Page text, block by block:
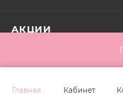
АКЦИИ
БРЕНДЫ
Главная Кабинет